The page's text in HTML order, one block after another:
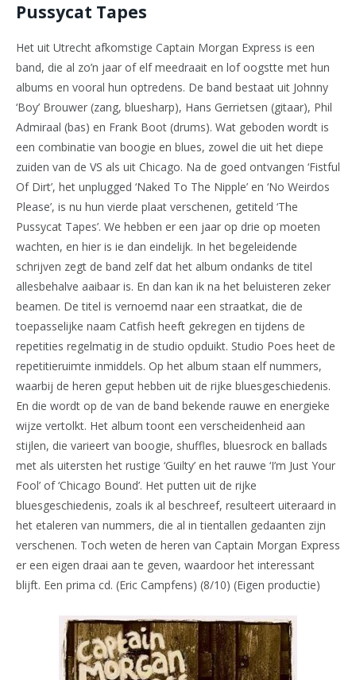
Pussycat Tapes
Het uit Utrecht afkomstige Captain Morgan Express is een
band, die al zo’n jaar of elf meedraait en lof oogstte met hun
albums en vooral hun optredens. De band bestaat uit Johnny
‘Boy’ Brouwer (zang, bluesharp), Hans Gerrietsen (gitaar), Phil
Admiraal (bas) en Frank Boot (drums). Wat geboden wordt is
een combinatie van boogie en blues, zowel die uit het diepe
zuiden van de VS als uit Chicago. Na de goed ontvangen ‘Fistful
Of Dirt’, het unplugged ‘Naked To The Nipple’ en ‘No Weirdos
Please’, is nu hun vierde plaat verschenen, getiteld ‘The
Pussycat Tapes’. We hebben er een jaar op drie op moeten
wachten, en hier is ie dan eindelijk. In het begeleidende
schrijven zegt de band zelf dat het album ondanks de titel
allesbehalve aaibaar is. En dan kan ik na het beluisteren zeker
beamen. De titel is vernoemd naar een straatkat, die de
toepasselijke naam Catfish heeft gekregen en tijdens de
repetities regelmatig in de studio opduikt. Studio Poes heet de
repetitieruimte inmiddels. Op het album staan elf nummers,
waarbij de heren geput hebben uit de rijke bluesgeschiedenis.
En die wordt op de van de band bekende rauwe en energieke
wijze vertolkt. Het album toont een verscheidenheid aan
stijlen, die varieert van boogie, shuffles, bluesrock en ballads
met als uitersten het rustige ‘Guilty’ en het rauwe ‘I’m Just Your
Fool’ of ‘Chicago Bound’. Het putten uit de rijke
bluesgeschiedenis, zoals ik al beschreef, resulteert uiteraard in
het etaleren van nummers, die al in tientallen gedaanten zijn
verschenen. Toch weten de heren van Captain Morgan Express
er een eigen draai aan te geven, waardoor het interessant
blijft. Een prima cd. (Eric Campfens) (8/10) (Eigen productie)